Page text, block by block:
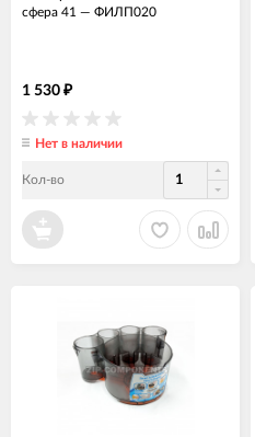
сфера 41 — ФИЛП020
1 530 ₽
Нет в наличии
Кол-во